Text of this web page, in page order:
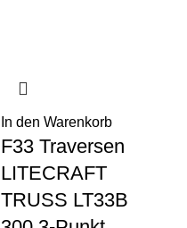
In den Warenkorb
F33 Traversen
LITECRAFT
TRUSS LT33B